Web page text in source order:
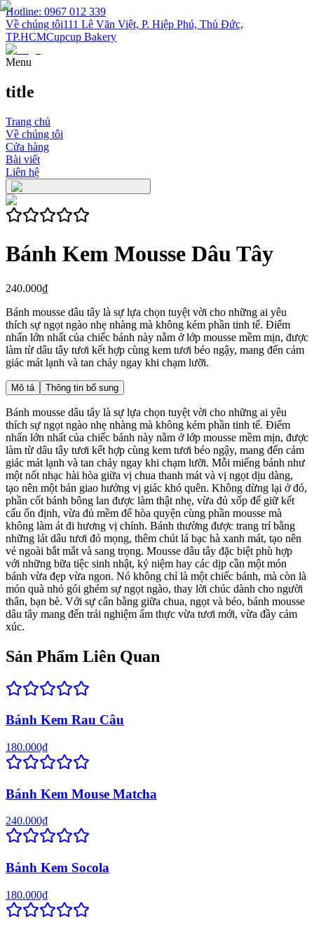
Hotline: 0967 012 339
Về chúng tôi111 Lê Văn Việt, P. Hiệp Phú, Thủ Đức,
TP.HCMCupcup Bakery
Menu
title
Trang chủ
Về chúng tôi
Cửa hàng
Bài viết
Liên hệ
Bánh Kem Mousse Dâu Tây
240.000₫
Bánh mousse dâu tây là sự lựa chọn tuyệt vời cho những ai yêu
thích sự ngọt ngào nhẹ nhàng mà không kém phần tinh tế. Điểm
nhấn lớn nhất của chiếc bánh này nằm ở lớp mousse mềm mịn, được
làm từ dâu tây tươi kết hợp cùng kem tươi béo ngậy, mang đến cảm
giác mát lạnh và tan chảy ngay khi chạm lưỡi.
Mô tả Thông tin bổ sung
Bánh mousse dâu tây là sự lựa chọn tuyệt vời cho những ai yêu
thích sự ngọt ngào nhẹ nhàng mà không kém phần tinh tế. Điểm
nhấn lớn nhất của chiếc bánh này nằm ở lớp mousse mềm mịn, được
làm từ dâu tây tươi kết hợp cùng kem tươi béo ngậy, mang đến cảm
giác mát lạnh và tan chảy ngay khi chạm lưỡi. Mỗi miếng bánh như
một nốt nhạc hài hòa giữa vị chua thanh mát và vị ngọt dịu dàng,
tạo nên một bản giao hưởng vị giác khó quên. Không dừng lại ở đó,
phần cốt bánh bông lan được làm thật nhẹ, vừa đủ xốp để giữ kết
cấu ổn định, vừa đủ mềm để hòa quyện cùng phần mousse mà
không làm át đi hương vị chính. Bánh thường được trang trí bằng
những lát dâu tươi đỏ mọng, thêm chút lá bạc hà xanh mát, tạo nên
vẻ ngoài bắt mắt và sang trọng. Mousse dâu tây đặc biệt phù hợp
với những bữa tiệc sinh nhật, kỷ niệm hay các dịp cần một món
bánh vừa đẹp vừa ngon. Nó không chỉ là một chiếc bánh, mà còn là
món quà nhỏ gói ghém sự ngọt ngào, thay lời chúc dành cho người
thân, bạn bè. Với sự cân bằng giữa chua, ngọt và béo, bánh mousse
dâu tây mang đến trải nghiệm ẩm thực vừa tươi mới, vừa đầy cảm
xúc.
Sản Phẩm Liên Quan
Bánh Kem Rau Câu
180.000₫
Bánh Kem Mouse Matcha
240.000₫
Bánh Kem Socola
180.000₫